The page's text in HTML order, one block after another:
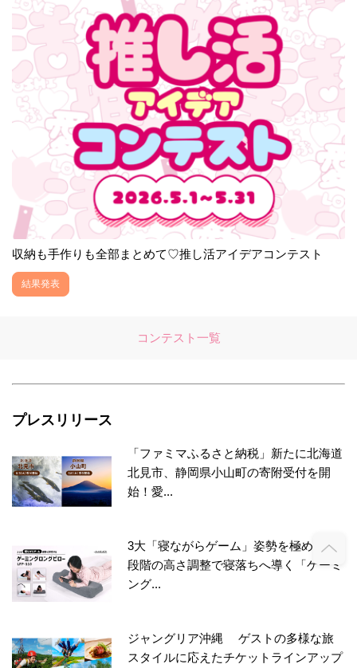
収納も手作りも全部まとめて♡推し活アイデアコンテスト
結果発表
コンテスト一覧
プレスリリース
「ファミマふるさと納税」新たに北海道
北見市、静岡県小山町の寄附受付を開
始！愛...
3大「寝ながらゲーム」姿勢を極める！7
段階の高さ調整で寝落ちへ導く「ゲーミ
ング...
ジャングリア沖縄 ゲストの多様な旅
スタイルに応えたチケットラインアップ